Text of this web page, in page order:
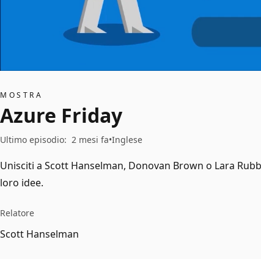
MOSTRA
Azure Friday
Ultimo episodio: 2 mesi fa Inglese
Unisciti a Scott Hanselman, Donovan Brown o Lara
loro idee.
Relatore
Scott Hanselman